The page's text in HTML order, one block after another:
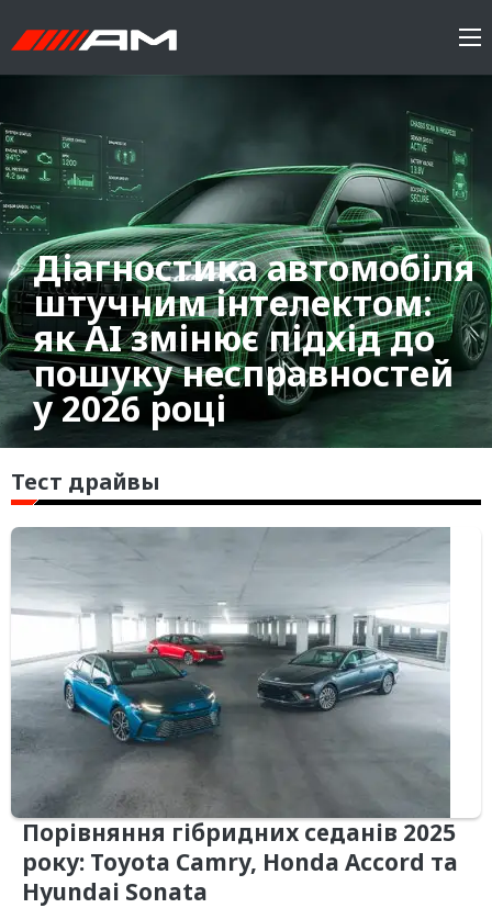
Діагностика автомобіля
штучним інтелектом:
як AI змінює підхід до
пошуку несправностей
у 2026 році
Тест драйвы
Порівняння гібридних седанів 2025
року: Toyota Camry, Honda Accord та
Hyundai Sonata